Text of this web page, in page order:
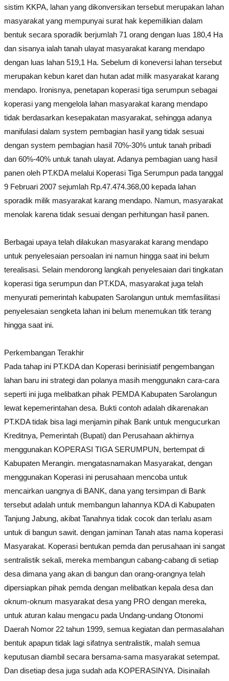
sistim KKPA, lahan yang dikonversikan tersebut merupakan lahan
masyarakat yang mempunyai surat hak kepemilikian dalam
bentuk secara sporadik berjumlah 71 orang dengan luas 180,4 Ha
dan sisanya ialah tanah ulayat masyarakat karang mendapo
dengan luas lahan 519,1 Ha. Sebelum di koneversi lahan tersebut
merupakan kebun karet dan hutan adat milik masyarakat karang
mendapo. Ironisnya, penetapan koperasi tiga serumpun sebagai
koperasi yang mengelola lahan masyarakat karang mendapo
tidak berdasarkan kesepakatan masyarakat, sehingga adanya
manifulasi dalam system pembagian hasil yang tidak sesuai
dengan system pembagian hasil 70%-30% untuk tanah pribadi
dan 60%-40% untuk tanah ulayat. Adanya pembagian uang hasil
panen oleh PT.KDA melalui Koperasi Tiga Serumpun pada tanggal
9 Februari 2007 sejumlah Rp.47.474.368,00 kepada lahan
sporadik milik masyarakat karang mendapo. Namun, masyarakat
menolak karena tidak sesuai dengan perhitungan hasil panen.
Berbagai upaya telah dilakukan masyarakat karang mendapo
untuk penyelesaian persoalan ini namun hingga saat ini belum
terealisasi. Selain mendorong langkah penyelesaian dari tingkatan
koperasi tiga serumpun dan PT.KDA, masyarakat juga telah
menyurati pemerintah kabupaten Sarolangun untuk memfasilitasi
penyelesaian sengketa lahan ini belum menemukan titk terang
hingga saat ini.
Perkembangan Terakhir
Pada tahap ini PT.KDA dan Koperasi berinisiatif pengembangan
lahan baru ini strategi dan polanya masih menggunakn cara-cara
seperti ini juga melibatkan pihak PEMDA Kabupaten Sarolangun
lewat kepemerintahan desa. Bukti contoh adalah dikarenakan
PT.KDA tidak bisa lagi menjamin pihak Bank untuk mengucurkan
Kreditnya, Pemerintah (Bupati) dan Perusahaan akhirnya
menggunakan KOPERASI TIGA SERUMPUN, bertempat di
Kabupaten Merangin. mengatasnamakan Masyarakat, dengan
menggunakan Koperasi ini perusahaan mencoba untuk
mencairkan uangnya di BANK, dana yang tersimpan di Bank
tersebut adalah untuk membangun lahannya KDA di Kabupaten
Tanjung Jabung, akibat Tanahnya tidak cocok dan terlalu asam
untuk di bangun sawit. dengan jaminan Tanah atas nama koperasi
Masyarakat. Koperasi bentukan pemda dan perusahaan ini sangat
sentralistik sekali, mereka membangun cabang-cabang di setiap
desa dimana yang akan di bangun dan orang-orangnya telah
dipersiapkan pihak pemda dengan melibatkan kepala desa dan
oknum-oknum masyarakat desa yang PRO dengan mereka,
untuk aturan kalau mengacu pada Undang-undang Otonomi
Daerah Nomor 22 tahun 1999, semua kegiatan dan permasalahan
bentuk apapun tidak lagi sifatnya sentralistik, malah semua
keputusan diambil secara bersama-sama masyarakat setempat.
Dan disetiap desa juga sudah ada KOPERASINYA. Disinailah